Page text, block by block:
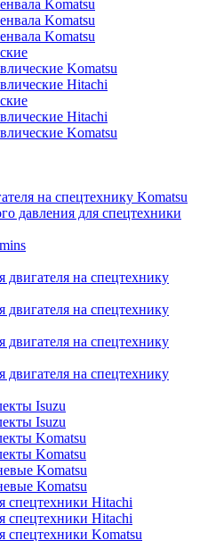
Komatsu
Komatsu
Komatsu
Komatsu
Hitachi
Hitachi
Komatsu
на спецтехнику Komatsu
давления для спецтехники
на спецтехнику
на спецтехнику
на спецтехнику
на спецтехнику
Isuzu
Isuzu
Komatsu
Komatsu
Komatsu
Komatsu
спецтехники Hitachi
спецтехники Hitachi
Komatsu